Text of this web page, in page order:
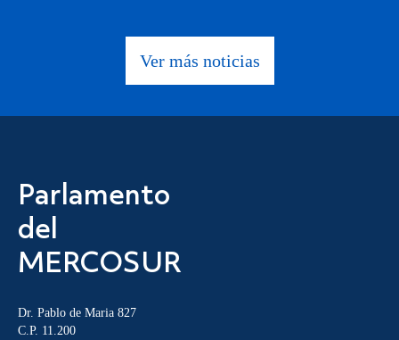
Ver más noticias
Parlamento
del
MERCOSUR
Dr. Pablo de Maria 827
C.P. 11.200